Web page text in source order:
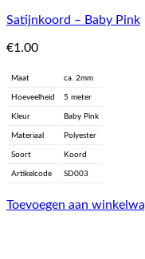
Satijnkoord – Baby Pink
€1.00
Maat ca. 2mm
Hoeveelheid 5 meter
Kleur Baby Pink
Materiaal Polyester
Soort Koord
Artikelcode SD003
Toevoegen aan